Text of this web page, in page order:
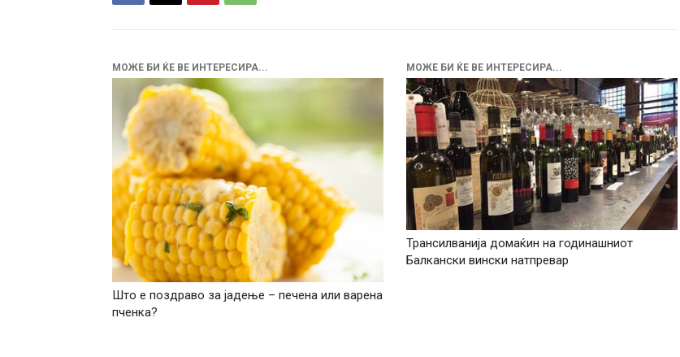
МОЖЕ БИ ЌЕ ВЕ ИНТЕРЕСИРА...
Што е поздраво за јадење – печена или варена
пченка?
МОЖЕ БИ ЌЕ ВЕ ИНТЕРЕСИРА...
Трансилванија домаќин на годинашниот
Балкански вински натпревар